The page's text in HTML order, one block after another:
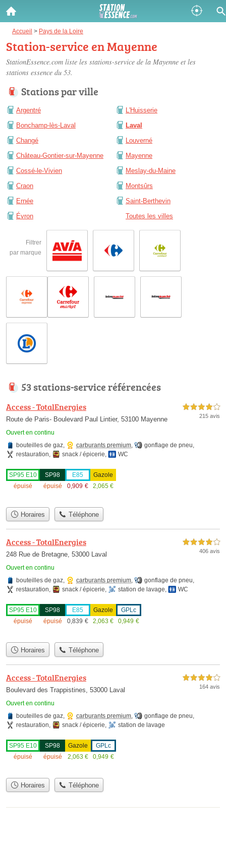
Accueil > Pays de la Loire
Station-service en Mayenne
StationEssence.com liste les stations-service de la Mayenne et les
stations essence du 53.
Stations par ville
Argentré
Bonchamp-lès-Laval
Changé
Château-Gontier-sur-Mayenne
Cossé-le-Vivien
Craon
Ernée
Évron
L'Huisserie
Laval
Louverné
Mayenne
Meslay-du-Maine
Montsûrs
Saint-Berthevin
Toutes les villes
Filtrer
par marque
53 stations-service référencées
Access - TotalEnergies
Route de Paris- Boulevard Paul Lintier, 53100 Mayenne
Ouvert en continu
4,0 étoiles sur 5
215 avis
bouteilles de gaz, carburants premium, gonflage de pneu,
restauration, snack / épicerie, WC
SP95 E10
épuisé
SP98
épuisé
E85
0,909 €
Gazole
2,065 €
Horaires Téléphone
Access - TotalEnergies
248 Rue de Bretagne, 53000 Laval
Ouvert en continu
4,0 étoiles sur 5
406 avis
bouteilles de gaz, carburants premium, gonflage de pneu,
restauration, snack / épicerie, station de lavage, WC
SP95 E10
épuisé
SP98
épuisé
E85
0,839 €
Gazole
2,063 €
GPLc
0,949 €
Horaires Téléphone
Access - TotalEnergies
Boulevard des Trappistines, 53000 Laval
Ouvert en continu
4,0 étoiles sur 5
164 avis
bouteilles de gaz carburants premium gonflage de pneu
restauration
snack / épicerie station de lavage
SP95 E10
épuisé
SP98
épuisé
Gazole
2,063 €
GPLc
0,949 €
Horaires Téléphone
Gazole :
Disponible Épuisé
SP 98 :
Disponible
SP 95 :